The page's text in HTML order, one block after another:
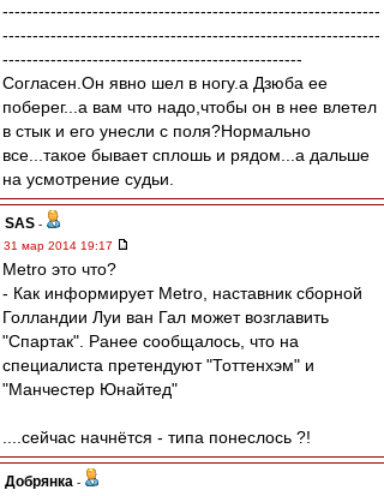
---------------------------------------------------------------
---------------------------------------------------------------
--------------------------------------------------
Согласен.Он явно шел в ногу.а Дзюба ее
поберег...а вам что надо,чтобы он в нее влетел
в стык и его унесли с поля?Нормально
все...такое бывает сплошь и рядом...а дальше
на усмотрение судьи.
SAS -
31 мар 2014 19:17
Metro это что?
- Как информирует Metro, наставник сборной
Голландии Луи ван Гал может возглавить
"Спартак". Ранее сообщалось, что на
специалиста претендуют "Тоттенхэм" и
"Манчестер Юнайтед"
....сейчас начнётся - типа понеслось ?!
Добрянка -